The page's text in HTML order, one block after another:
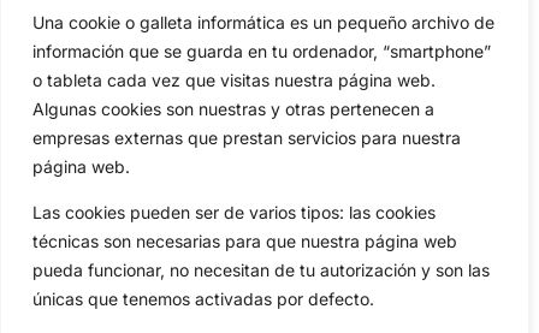
Una cookie o galleta informática es un pequeño archivo de
información que se guarda en tu ordenador, “smartphone”
o tableta cada vez que visitas nuestra página web.
Algunas cookies son nuestras y otras pertenecen a
empresas externas que prestan servicios para nuestra
página web.
Las cookies pueden ser de varios tipos: las cookies
técnicas son necesarias para que nuestra página web
pueda funcionar, no necesitan de tu autorización y son las
únicas que tenemos activadas por defecto.
Categorias
Inicio
Actualidad
Amateurs
Circuitos
Especiales
Jon Rahm
Ryder Cup
Reglas
Vídeos
Compañía
Aviso Legal
Política de Privacidad
Política de Cookies